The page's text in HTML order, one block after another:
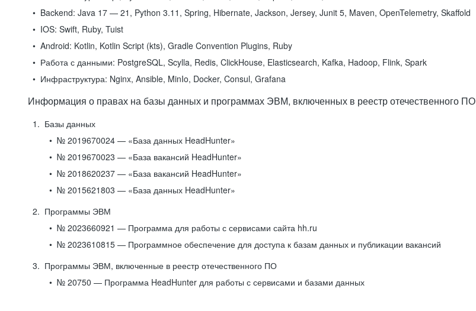
Backend: Java 17 — 21, Python 3.11, Spring, Hibernate, Jackson, Jersey, Junit 5, Maven, OpenTelemetry, Skaffold
IOS: Swift, Ruby, Tuist
Android: Kotlin, Kotlin Script (kts), Gradle Convention Plugins, Ruby
Работа с данными: PostgreSQL, Scylla, Redis, ClickHouse, Elasticsearch, Kafka, Hadoop, Flink, Spark
Инфраструктура: Nginx, Ansible, MinIo, Docker, Consul, Grafana
Информация о правах на базы данных и программах ЭВМ, включенных в реестр отечественного ПО
Базы данных
№ 2019670024 — «База данных HeadHunter»
№ 2019670023 — «База вакансий HeadHunter»
№ 2018620237 — «База вакансий HeadHunter»
№ 2015621803 — «База данных HeadHunter»
Программы ЭВМ
№ 2023660921 — Программа для работы с сервисами сайта hh.ru
№ 2023610815 — Программное обеспечение для доступа к базам данных и публикации вакансий
Программы ЭВМ, включенные в реестр отечественного ПО
№ 20750 — Программа HeadHunter для работы с сервисами и базами данных